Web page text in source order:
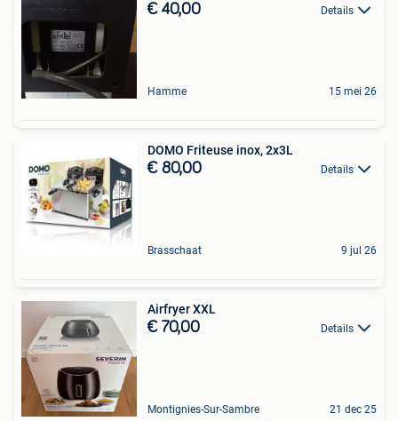
€ 40,00 Details
Hamme 15 mei 26
DOMO Friteuse inox, 2x3L
€ 80,00 Details
Brasschaat 9 jul 26
Airfryer XXL
€ 70,00 Details
Montignies-Sur-Sambre 21 dec 25